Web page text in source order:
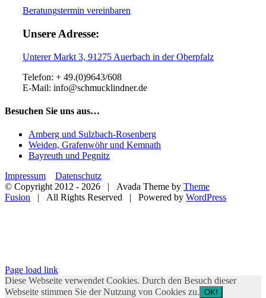
Beratungstermin vereinbaren
Unsere Adresse:
Unterer Markt 3, 91275 Auerbach in der Oberpfalz
Telefon: + 49.(0)9643/608
E-Mail: info@schmucklindner.de
Besuchen Sie uns aus…
Amberg und Sulzbach-Rosenberg
Weiden, Grafenwöhr und Kemnath
Bayreuth und Pegnitz
Impressum
Datenschutz
© Copyright 2012 - 2026 | Avada Theme by Theme
Fusion | All Rights Reserved | Powered by WordPress
Page load link
Diese Webseite verwendet Cookies. Durch den Besuch dieser
Webseite stimmen Sie der Nutzung von Cookies zu. OK!